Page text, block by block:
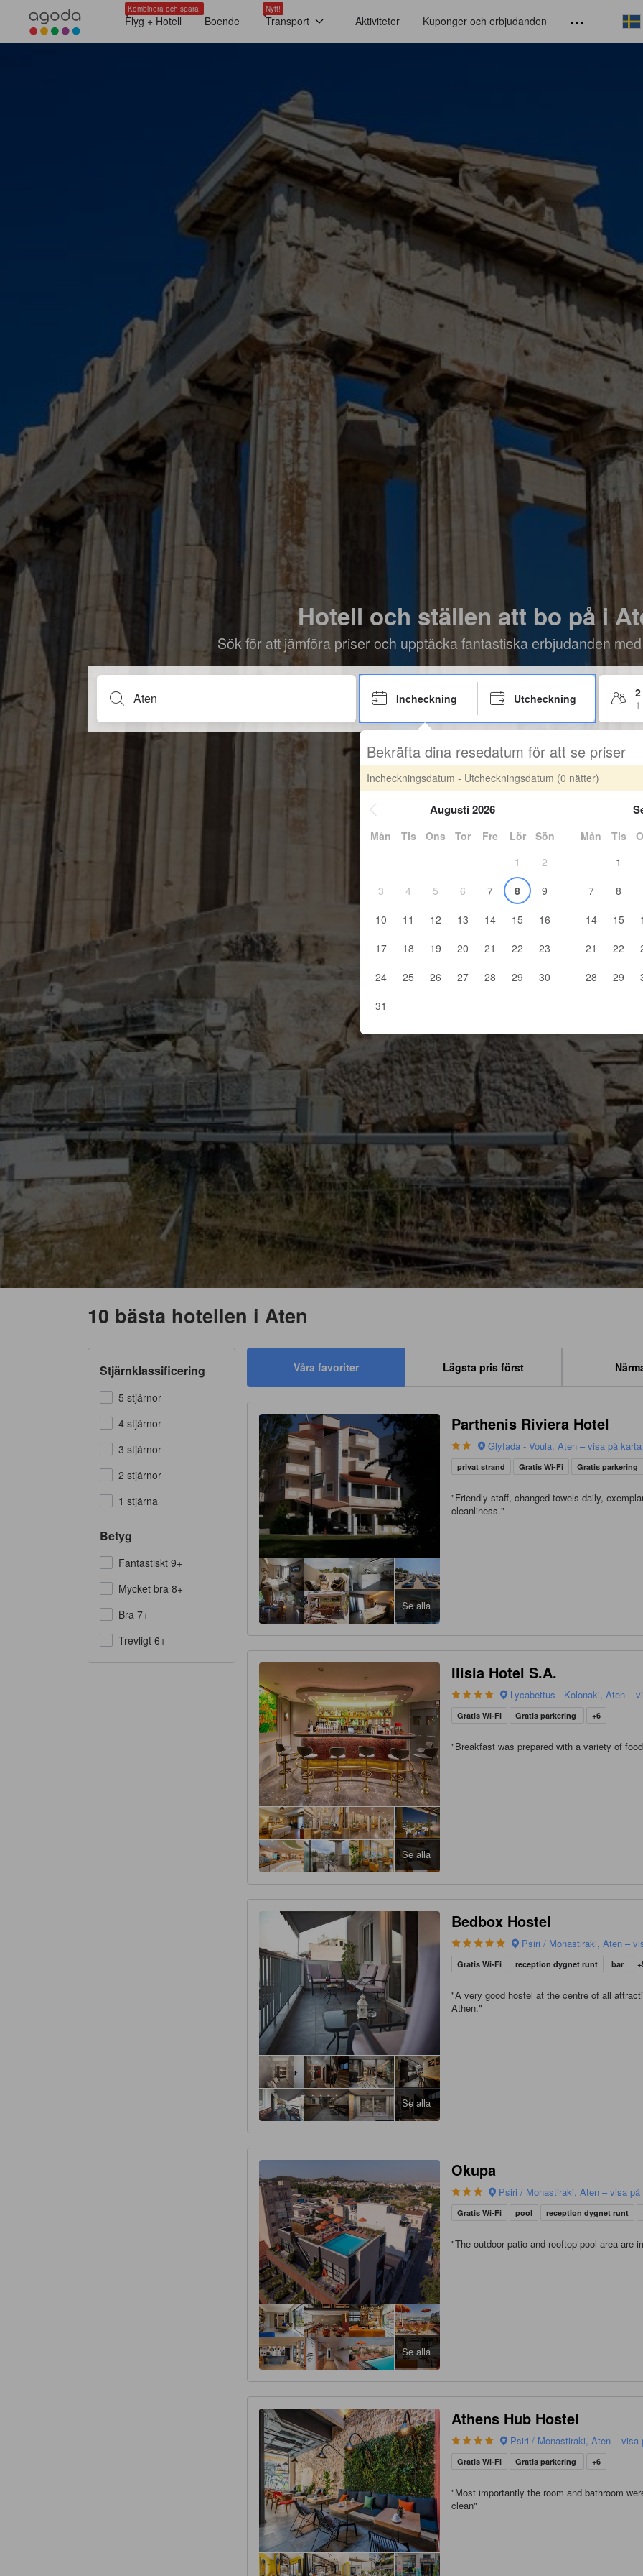
Kombinera och spara!
Flyg + Hotell Boende
Nytt!
Transport Aktiviteter Kuponger och erbjudanden
Hotell och ställen att bo på i
Sök för att jämföra priser och upptäcka fantastiska erbjudanden
Incheckning Utcheckning
Bekräfta dina resedatum för att se priser
Incheckningsdatum - Utcheckningsdatum (0 nätter)
Augusti 2026
Mån Tis Ons Tor Fre Lör
Sön
1
2
3
4 5 6 7 8
9
10
11 12 13 14 15
16
17
18 19 20 21 22
23
24
25 26 27 28 29
30
31
Mån Tis
1
7
8
14
15
21
22
28
29
10 bästa hotellen i Aten
Stjärnklassificering
5 stjärnor
4 stjärnor
3 stjärnor
2 stjärnor
1 stjärna
Betyg
Fantastiskt 9+
Mycket bra 8+
Bra 7+
Trevligt 6+
Våra favoriter Lägsta pris först
Se alla
Parthenis Riviera Hotel
Glyfada - Voula, Aten – visa på karta
privat strand Gratis Wi-Fi Gratis parkering
"Friendly staff, changed towels daily,
cleanliness."
Se alla
Ilisia Hotel S.A.
Lycabettus - Kolonaki, Aten –
Gratis Wi-Fi Gratis parkering +6
"Breakfast was prepared with a variety of
Se alla
Bedbox Hostel
Psiri / Monastiraki, Aten –
Gratis Wi-Fi reception dygnet runt bar
"A very good hostel at the centre of all
Athen."
Se alla
Okupa
Psiri / Monastiraki, Aten – visa på
Gratis Wi-Fi pool reception dygnet runt
"The outdoor patio and rooftop pool area are
Athens Hub Hostel
Psiri / Monastiraki, Aten – visa
Gratis Wi-Fi Gratis parkering +6
"Most importantly the room and bathroom
clean"